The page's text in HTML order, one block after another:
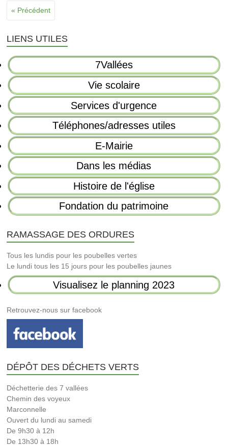
« Précédent
LIENS UTILES
7Vallées
Vie scolaire
Services d'urgence
Téléphones/adresses utiles
E-Mairie
Dans les médias
Histoire de l'église
Fondation du patrimoine
RAMASSAGE DES ORDURES
Tous les lundis pour les poubelles vertes
Le lundi tous les 15 jours pour les poubelles jaunes
Visualisez le planning 2023
Retrouvez-nous sur facebook
DÉPÔT DES DÉCHETS VERTS
Déchetterie des 7 vallées
Chemin des voyeux
Marconnelle
Ouvert du lundi au samedi
De 9h30 à 12h
De 13h30 à 18h